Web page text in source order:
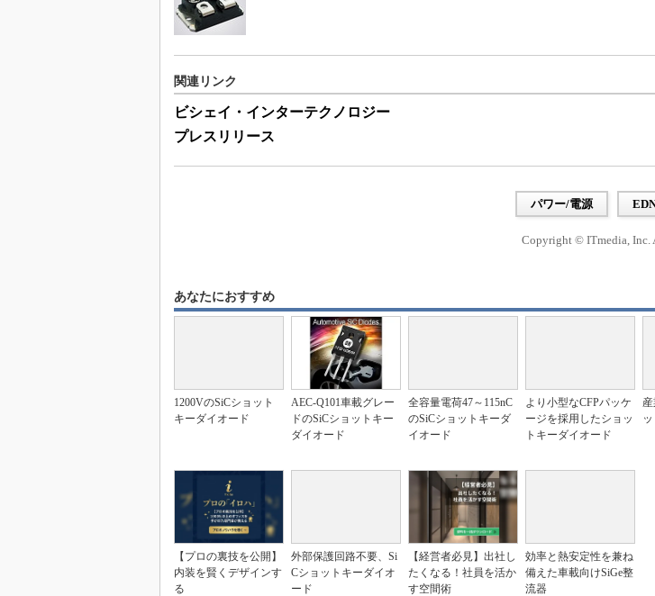
関連リンク
ビシェイ・インターテクノロジー
プレスリリース
パワー/電源
Copyright © ITmedia, Inc.
あなたにおすすめ
1200VのSiCショット
キーダイオード
AEC-Q101車載グレー
ドのSiCショットキー
ダイオード
全容量電荷47～115nC
のSiCショットキーダ
イオード
より小型なCFPパッケ
ージを採用したショッ
トキーダイオード
【プロの裏技を公開】
内装を賢くデザインす
る
外部保護回路不要、Si
Cショットキーダイオ
ード
【経営者必見】出社し
たくなる！社員を活か
す空間術
効率と熱安定性を兼ね
備えた車載向けSiGe整
流器